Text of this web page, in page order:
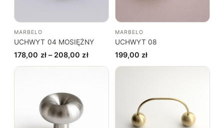
MARBELO
UCHWYT 04 MOSIĘŻNY
178,00 zł – 208,00 złZakres
cen:
MARBELO
UCHWYT 08
199,00 zł